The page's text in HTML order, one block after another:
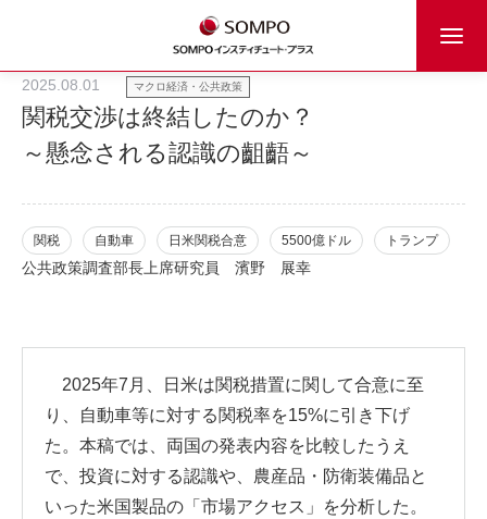
2025.08.01 マクロ経済・公共政策
関税交渉は終結したのか？
～懸念される認識の齟齬～
関税 自動車 日米関税合意 5500億ドル トランプ
公共政策調査部長上席研究員 濱野 展幸
2025年7月、日米は関税措置に関して合意に至
り、自動車等に対する関税率を15%に引き下げ
た。本稿では、両国の発表内容を比較したうえ
で、投資に対する認識や、農産品・防衛装備品と
いった米国製品の「市場アクセス」を分析した。